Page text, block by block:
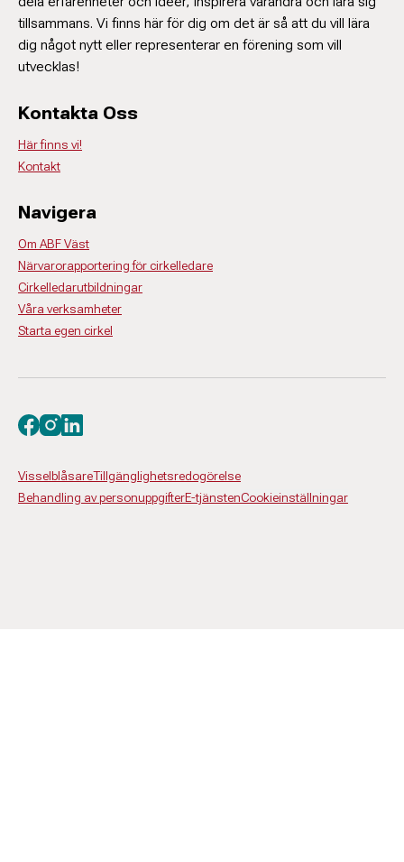
tillsammans. Vi finns här för dig om det är så att du vill lära
dig något nytt eller representerar en förening som vill
utvecklas!
Kontakta Oss
Här finns vi!
Kontakt
Navigera
Om ABF Väst
Närvarorapportering för cirkelledare
Cirkelledarutbildningar
Våra verksamheter
Starta egen cirkel
VisselblåsareTillgänglighetsredogörelse
Behandling av personuppgifterE-tjänstenCookieinställningar
Besök oss på facebook
Besök oss på instagram
Besök oss på linkedin